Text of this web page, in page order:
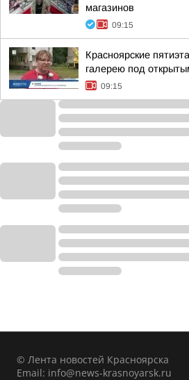
магазинов
09:15
Красноярские
галерею под
09:15
© Лента новостей Красноярска
Email: info@news-krasnoyarsk.ru